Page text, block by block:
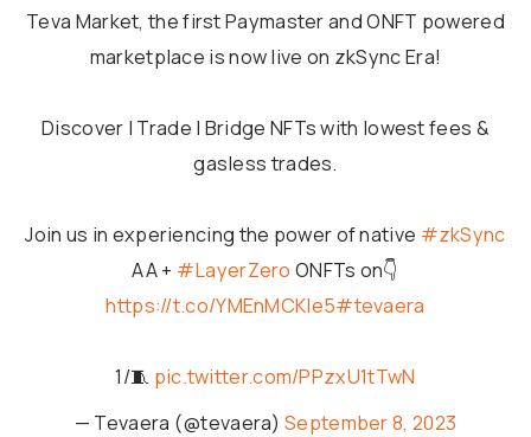
Teva Market, the first Paymaster and ONFT powered
marketplace is now live on zkSync Era!
Discover I Trade I Bridge NFTs with lowest fees &
gasless trades.
Join us in experiencing the power of native #zkSync
AA + #LayerZero ONFTs on👇
https://t.co/YMEnMCKle5#tevaera
1/🧵 pic.twitter.com/PPzxU1tTwN
— Tevaera (@tevaera)September 8, 2023